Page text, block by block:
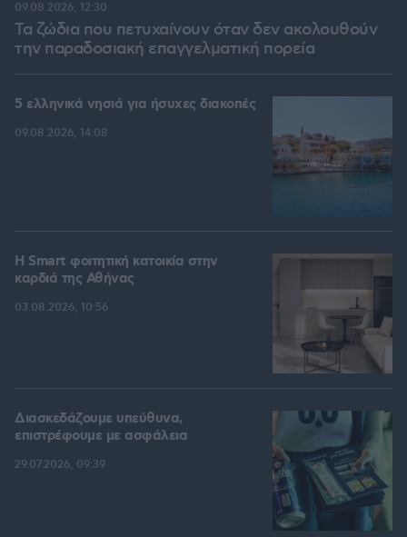
Τα ζώδια που πετυχαίνουν όταν δεν ακολουθούν
την παραδοσιακή επαγγελματική πορεία
09.08.2026, 12:30
5 ελληνικά νησιά για ήσυχες διακοπές
09.08.2026, 14:08
Η Smart φοιτητική κατοικία στην
καρδιά της Αθήνας
03.08.2026, 10:56
Διασκεδάζουμε υπεύθυνα,
επιστρέφουμε με ασφάλεια
29.07.2026, 09:39